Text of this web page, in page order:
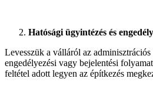
Hatósági ügyintézés és
Levesszük a válláról az
engedélyezési vagy bejelentési
feltétel adott legyen az építkezés